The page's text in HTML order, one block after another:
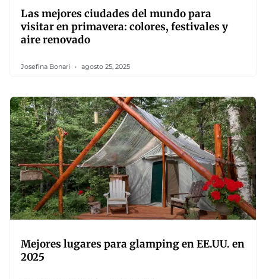
Las mejores ciudades del mundo para
visitar en primavera: colores, festivales y
aire renovado
Josefina Bonari agosto 25, 2025
Mejores lugares para glamping en EE.UU. en
2025